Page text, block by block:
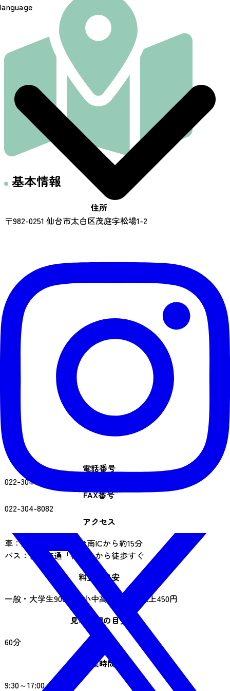
language
基本情報
住所
〒982-0251 仙台市太白区茂庭字松場1-2
電話番号
022-304-8080
FAX番号
022-304-8082
アクセス
車：東北自動車道仙台南ICから約15分
バス：宮城交通「松場」から徒歩すぐ
料金の目安
一般・大学生900円、小中高生・70才以上450円
見学時間の目安
60分
営業時間
9:30～17:00